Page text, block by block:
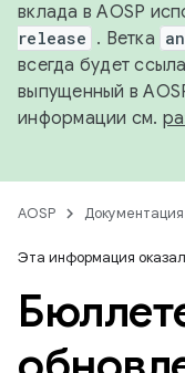
вклада в AOSP
release . Ветка
всегда будет
выпущенный в
информации см.
AOSP Документация
Эта информация